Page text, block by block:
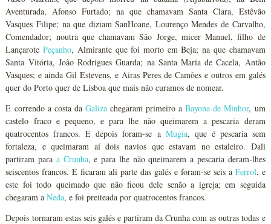
Aventurada, Afonso Furtado; na que chamavam Santa Clara, Estêvão
Vasques Filipe; na que diziam SanHoane, Lourenço Mendes de Carvalho,
Comendador; noutra que chamavam São Jorge, micer Manuel, filho de
LançarotePeçanho, Almirante que foi morto em Beja; na que chamavam
Santa Vitória, João Rodrigues Guarda; na Santa Maria de Cacela, Antão
Vasques; e ainda Gil Estevens, e Airas Peres de Camões e outros em galés
quer do Porto quer de Lisboa que mais não curamos de nomear.
E correndo a costa da Galizachegaram primeiro aBayona de Minhor, um
castelo fraco e pequeno, e para lhe não queimarem a pescaria deram
quatrocentos francos. E depois foram-se a Mugia, que é pescaria sem
fortaleza, e queimaram aí dois navios que estavam no estaleiro. Dali
partiram para a Crunha, e para lhe não queimarem a pescaria deram-lhes
seiscentos francos. E ficaram ali parte das galés e foram-se seis a Ferrol, e
este foi todo queimado que não ficou dele senão a igreja; em seguida
chegaram aNeda, e foi preiteada por quatrocentos francos.
Depois tornaram estas seis galés e partiram da Crunha com as outras todas e